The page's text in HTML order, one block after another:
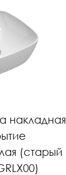
накладная
(старый